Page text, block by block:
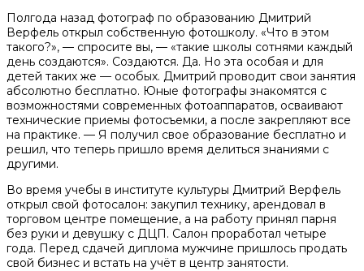
Полгода назад фотограф по образованию Дмитрий
Верфель открыл собственную фотошколу. «Что в этом
такого?», — спросите вы, — «такие школы сотнями каждый
день создаются». Создаются. Да. Но эта особая и для
детей таких же — особых. Дмитрий проводит свои занятия
абсолютно бесплатно. Юные фотографы знакомятся с
возможностями современных фотоаппаратов, осваивают
технические приемы фотосъемки, а после закрепляют все
на практике. — Я получил свое образование бесплатно и
решил, что теперь пришло время делиться знаниями с
другими.
Во время учебы в институте культуры Дмитрий Верфель
открыл свой фотосалон: закупил технику, арендовал в
торговом центре помещение, а на работу принял парня
без руки и девушку с ДЦП. Салон проработал четыре
года. Перед сдачей диплома мужчине пришлось продать
свой бизнес и встать на учёт в центр занятости.